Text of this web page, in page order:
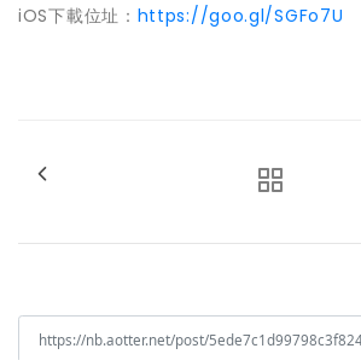
iOS下載位址： https://goo.gl/SGFo7U